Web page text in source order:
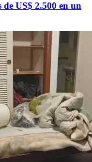
US$ 2.500 en un